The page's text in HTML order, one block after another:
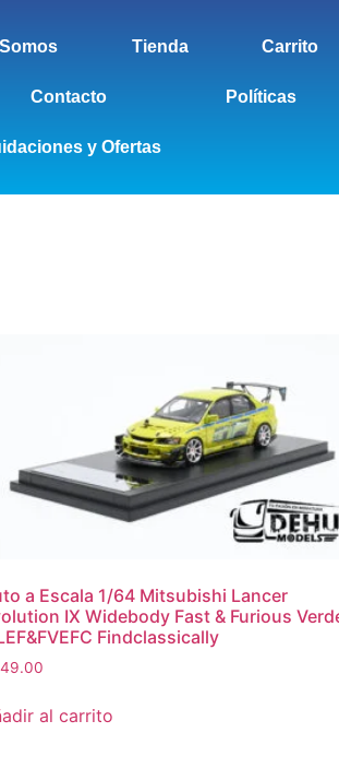
Tienda Carrito
Contacto Políticas
y Ofertas
a Escala 1/64 Mitsubishi Lancer
IX Widebody Fast & Furious
Findclassically
al carrito